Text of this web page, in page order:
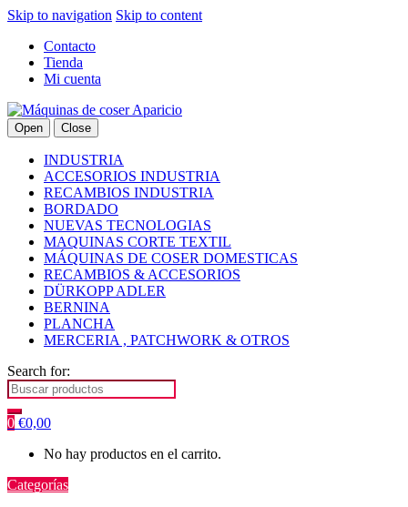
Skip to navigation Skip to content
Contacto
Tienda
Mi cuenta
Open Close
INDUSTRIA
ACCESORIOS INDUSTRIA
RECAMBIOS INDUSTRIA
BORDADO
NUEVAS TECNOLOGIAS
MAQUINAS CORTE TEXTIL
MÁQUINAS DE COSER DOMESTICAS
RECAMBIOS & ACCESORIOS
DÜRKOPP ADLER
BERNINA
PLANCHA
MERCERIA , PATCHWORK & OTROS
Search for:
0 €0,00
No hay productos en el carrito.
Categorías